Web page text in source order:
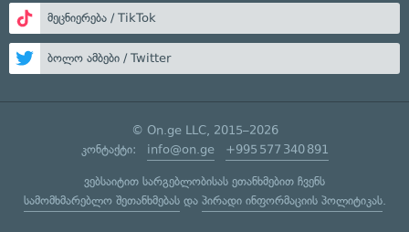
მეცნიერება / TikTok
ბოლო ამბები / Twitter
© On.ge LLC, 2015–2026
კონტაქტი: info@on.ge +995 577 340 891
ვებსაიტით სარგებლობისას ეთანხმებით ჩვენს
სამომხმარებლო შეთანხმებასდა პირადი ინფორმაციის პოლიტიკას.